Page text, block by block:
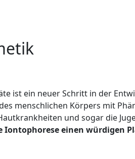
ist ein neuer Schritt in der
menschlichen Körpers mit
und sogar die
Iontophorese einen würdigen